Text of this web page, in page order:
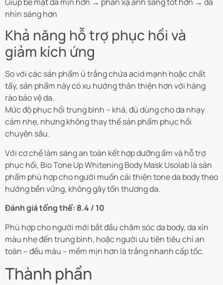
nhìn sáng hơn
Khả năng hỗ trợ phục hồi và
giảm kích ứng
So với các sản phẩm ủ trắng chứa acid mạnh hoặc chất
tẩy, sản phẩm này có xu hướng thân thiện hơn với hàng
rào bảo vệ da.
Mức độ phục hồi trung bình – khá, đủ dùng cho da nhạy
cảm nhẹ, nhưng không thay thế sản phẩm phục hồi
chuyên sâu.
Với cơ chế làm sáng an toàn kết hợp dưỡng ẩm và hỗ trợ
phục hồi, Bio Tone Up Whitening Body Mask Usolab là sản
phẩm phù hợp cho người muốn cải thiện tone da body theo
hướng bền vững, không gây tổn thương da.
Đánh giá tổng thể: 8.4 / 10
Phù hợp cho người mới bắt đầu chăm sóc da body, da xỉn
màu nhẹ đến trung bình, hoặc người ưu tiên tiêu chí an
toàn – đều màu – mềm mịn hơn là trắng nhanh cấp tốc.
Thành phần